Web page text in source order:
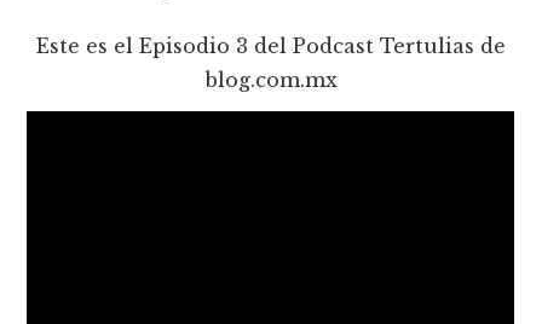
Este es el Episodio 3 del Podcast Tertulias de
blog.com.mx